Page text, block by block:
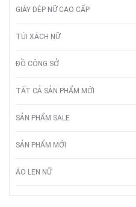
GIÀY DÉP NỮ CAO CẤP
TÚI XÁCH NỮ
ĐỒ CÔNG SỞ
TẤT CẢ SẢN PHẨM MỚI
SẢN PHẨM SALE
SẢN PHẨM MỚI
ÁO LEN NỮ